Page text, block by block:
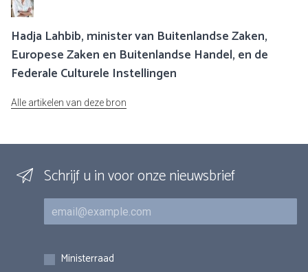
Hadja Lahbib, minister van Buitenlandse Zaken,
Europese Zaken en Buitenlandse Handel, en de
Federale Culturele Instellingen
Alle artikelen van deze bron
Schrijf u in voor onze nieuwsbrief
E-mail
Inschrijvingen
Ministerraad